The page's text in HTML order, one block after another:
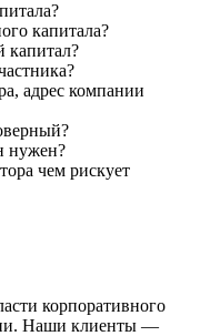
капитала?
капитал?
адрес компании
нужен?
чем рискует
корпоративного
Наши клиенты —